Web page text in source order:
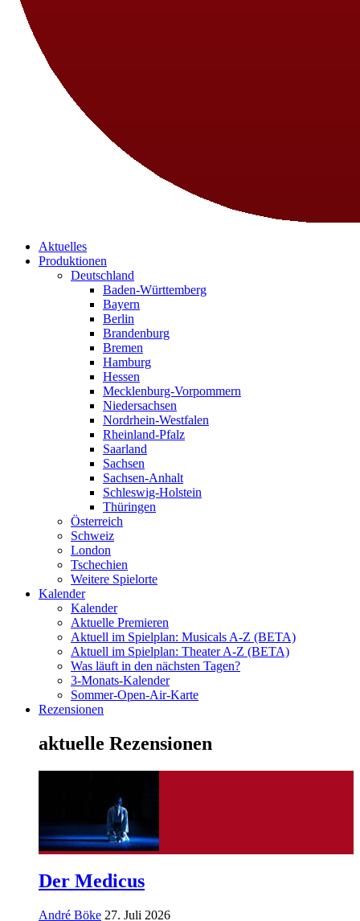
Aktuelles
Produktionen
Deutschland
Baden-Württemberg
Bayern
Berlin
Brandenburg
Bremen
Hamburg
Hessen
Mecklenburg-Vorpommern
Niedersachsen
Nordrhein-Westfalen
Rheinland-Pfalz
Saarland
Sachsen
Sachsen-Anhalt
Schleswig-Holstein
Thüringen
Österreich
Schweiz
London
Tschechien
Weitere Spielorte
Kalender
Kalender
Aktuelle Premieren
Aktuell im Spielplan: Musicals A-Z (BETA)
Aktuell im Spielplan: Theater A-Z (BETA)
Was läuft in den nächsten Tagen?
3-Monats-Kalender
Sommer-Open-Air-Karte
Rezensionen
aktuelle Rezensionen
Der Medicus
André Böke 27. Juli 2026